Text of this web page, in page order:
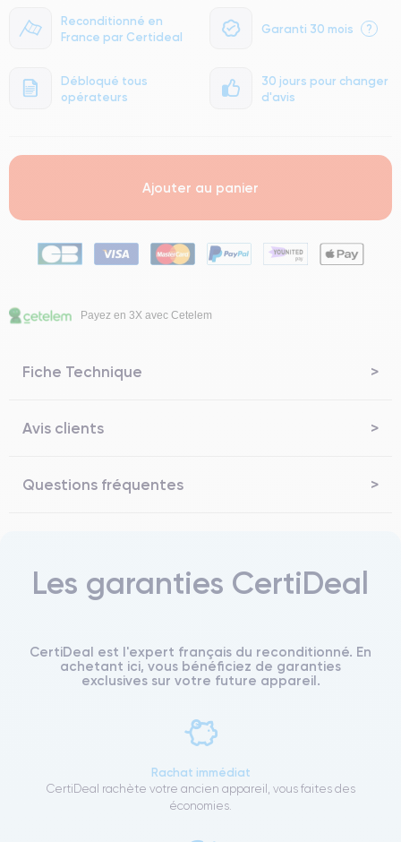
Reconditionné en
France par Certideal
Garanti 30 mois ?
Débloqué tous
opérateurs
30 jours pour changer
d'avis
Ajouter au panier
Payez en 3X avec Cetelem
Fiche Technique
Avis clients
Questions fréquentes
Les garanties CertiDeal
CertiDeal est l'expert français du reconditionné. En
achetant ici, vous bénéficiez de garanties
exclusives sur votre future appareil.
Rachat immédiat
CertiDeal rachète votre ancien appareil, vous faites des
économies.